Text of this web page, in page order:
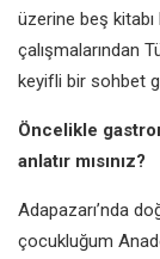
üzerine beş kitabı
çalışmalarından
keyifli bir sohbet
Öncelikle
anlatır mısınız?
Adapazarı’nda
çocukluğum